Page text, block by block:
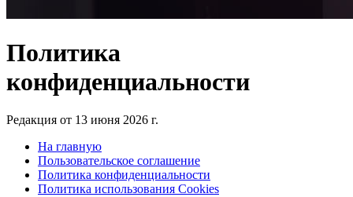
Политика
конфиденциальности
Редакция от 13 июня 2026 г.
На главную
Пользовательское соглашение
Политика конфиденциальности
Политика использования Cookies